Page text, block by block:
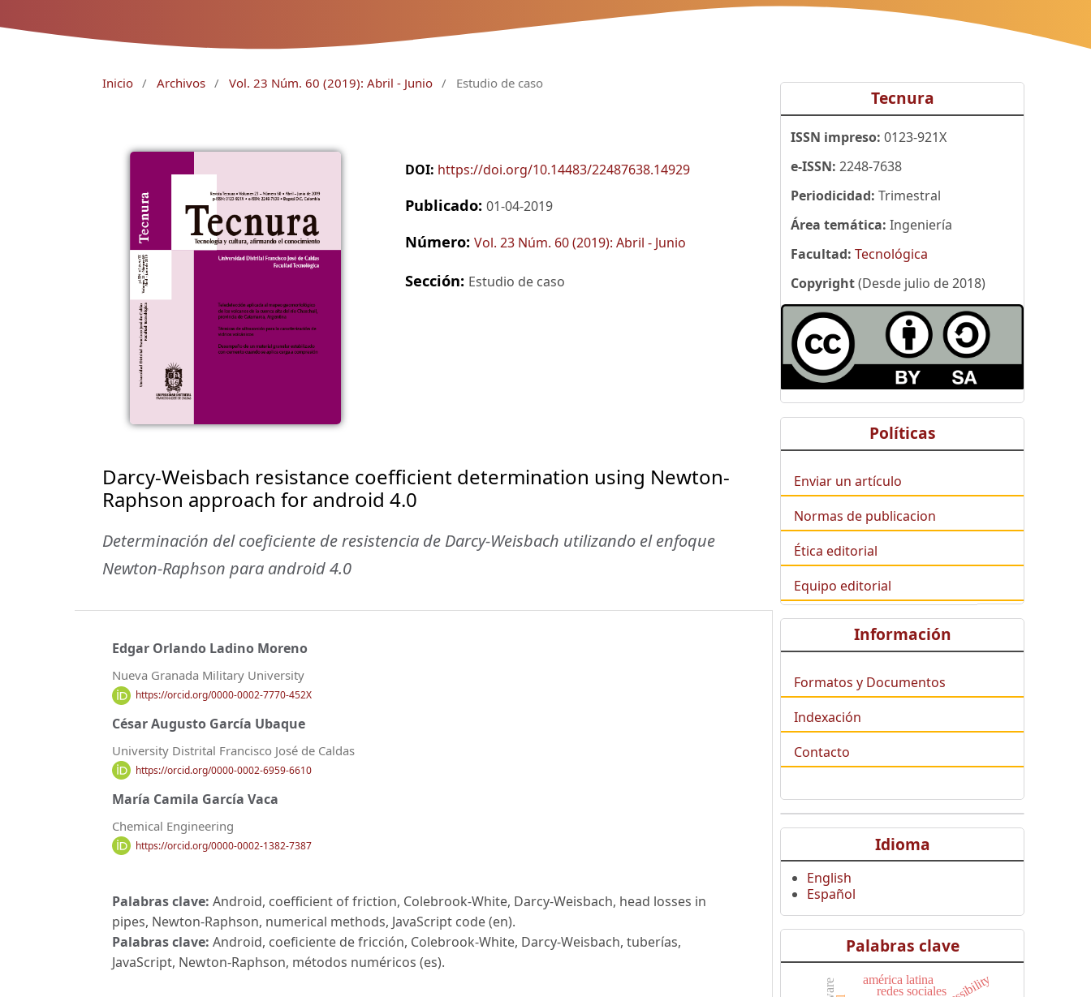
Inicio / Archivos / Vol. 23 Núm. 60 (2019): Abril - Junio / Estudio de caso
DOI: https://doi.org/10.14483/22487638.14929
Publicado: 01-04-2019
Número: Vol. 23 Núm. 60 (2019): Abril - Junio
Sección: Estudio de caso
Darcy-Weisbach resistance coefficient determination using Newton-
Raphson approach for android 4.0
Determinación del coeficiente de resistencia de Darcy-Weisbach utilizando el enfoque
Newton-Raphson para android 4.0
Edgar Orlando Ladino Moreno
Nueva Granada Military University
https://orcid.org/0000-0002-7770-452X
César Augusto García Ubaque
University Distrital Francisco José de Caldas
https://orcid.org/0000-0002-6959-6610
María Camila García Vaca
Chemical Engineering
https://orcid.org/0000-0002-1382-7387
Palabras clave: Android, coefficient of friction, Colebrook-White, Darcy-Weisbach, head losses in
pipes, Newton-Raphson, numerical methods, JavaScript code (en).
Palabras clave: Android, coeficiente de fricción, Colebrook-White, Darcy-Weisbach, tuberías,
JavaScript, Newton-Raphson, métodos numéricos (es).
Tecnura
ISSN impreso: 0123-921X
e-ISSN: 2248-7638
Periodicidad: Trimestral
Área temática: Ingeniería
Facultad: Tecnológica
Copyright(Desde julio de 2018)
Políticas
Enviar un artículo
Normas de publicacion
Ética editorial
Equipo editorial
Información
Formatos y Documentos
Indexación
Contacto
Idioma
English
Español
Palabras clave
redes sociales
américa latina